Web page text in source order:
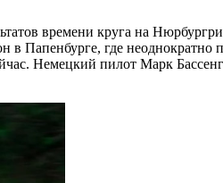
времени круга на
Папенбурге, где неоднократно
Немецкий пилот Марк